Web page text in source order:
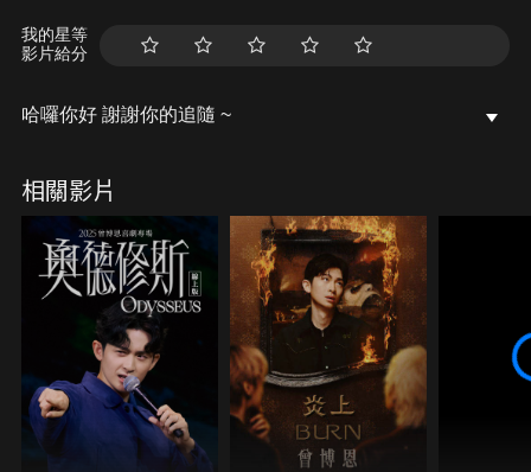
我的星等
影片給分
哈囉你好 謝謝你的追隨 ~
相關影片